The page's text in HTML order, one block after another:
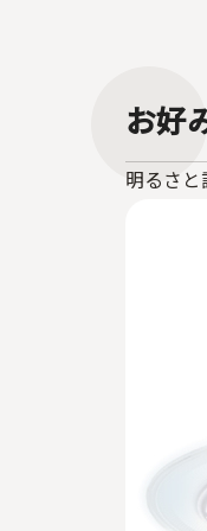
お好
明るさと